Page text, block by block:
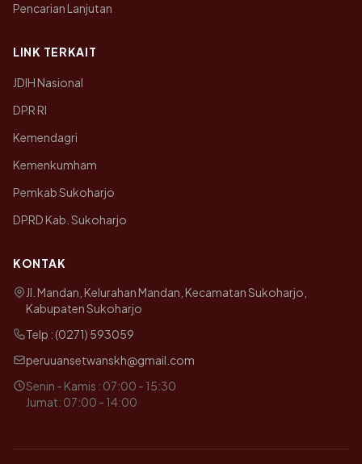
Pencarian Lanjutan
LINK TERKAIT
JDIH Nasional
DPR RI
Kemendagri
Kemenkumham
Pemkab Sukoharjo
DPRD Kab. Sukoharjo
KONTAK
Jl. Mandan, Kelurahan Mandan, Kecamatan Sukoharjo,
Kabupaten Sukoharjo
Telp : (0271) 593059
peruuansetwanskh@gmail.com
Senin - Kamis : 07:00 - 15:30
Jumat: 07:00 - 14:00